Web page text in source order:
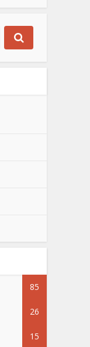
85
26
15